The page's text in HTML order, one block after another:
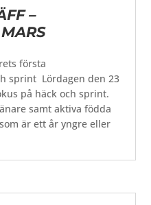
–
första
sprint Lördagen den 23
på häck och sprint.
samt aktiva födda
är ett år yngre eller